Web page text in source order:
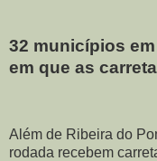
32 municípios
em que as
Além de Ribeira do
rodada recebem